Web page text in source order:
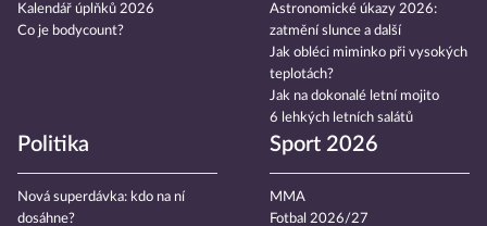
Kalendář úplňků 2026
Co je bodycount?
Astronomické úkazy 2026:
zatmění slunce a další
Jak obléci miminko při vysokých
teplotách?
Jak na dokonalé letní mojito
6 lehkých letních salátů
Politika
Nová superdávka: kdo na ní
dosáhne?
Sport 2026
MMA
Fotbal 2026/27